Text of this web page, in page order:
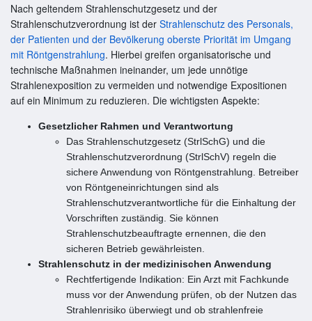
Nach geltendem Strahlenschutzgesetz und der
Strahlenschutzverordnung ist der Strahlenschutz des Personals,
der Patienten und der Bevölkerung oberste Priorität im Umgang
mit Röntgenstrahlung. Hierbei greifen organisatorische und
technische Maßnahmen ineinander, um jede unnötige
Strahlenexposition zu vermeiden und notwendige Expositionen
auf ein Minimum zu reduzieren. Die wichtigsten Aspekte:
Gesetzlicher Rahmen und Verantwortung
Das Strahlenschutzgesetz (StrlSchG) und die
Strahlenschutzverordnung (StrlSchV) regeln die
sichere Anwendung von Röntgenstrahlung. Betreiber
von Röntgeneinrichtungen sind als
Strahlenschutzverantwortliche für die Einhaltung der
Vorschriften zuständig. Sie können
Strahlenschutzbeauftragte ernennen, die den
sicheren Betrieb gewährleisten.
Strahlenschutz in der medizinischen Anwendung
Rechtfertigende Indikation: Ein Arzt mit Fachkunde
muss vor der Anwendung prüfen, ob der Nutzen das
Strahlenrisiko überwiegt und ob strahlenfreie